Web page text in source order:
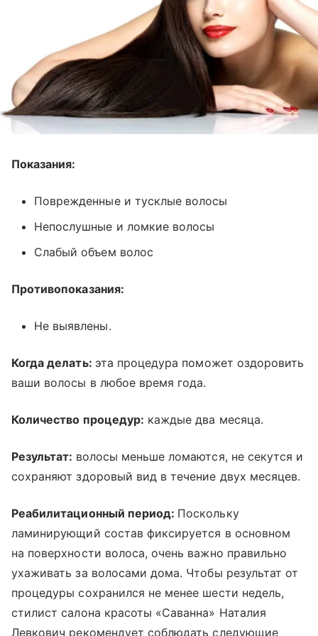
Показания:
Поврежденные и тусклые волосы
Непослушные и ломкие волосы
Слабый объем волос
Противопоказания:
Не выявлены.
Когда делать: эта процедура поможет оздоровить
ваши волосы в любое время года.
Количество процедур: каждые два месяца.
Результат: волосы меньше ломаются, не секутся и
сохраняют здоровый вид в течение двух месяцев.
Реабилитационный период: Поскольку
ламинирующий состав фиксируется в основном
на поверхности волоса, очень важно правильно
ухаживать за волосами дома. Чтобы результат от
процедуры сохранился не менее шести недель,
стилист салона красоты «Саванна» Наталия
Левкович рекомендует соблюдать следующие